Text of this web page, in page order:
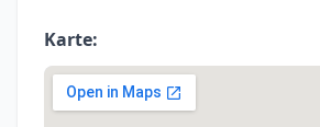
Karte: